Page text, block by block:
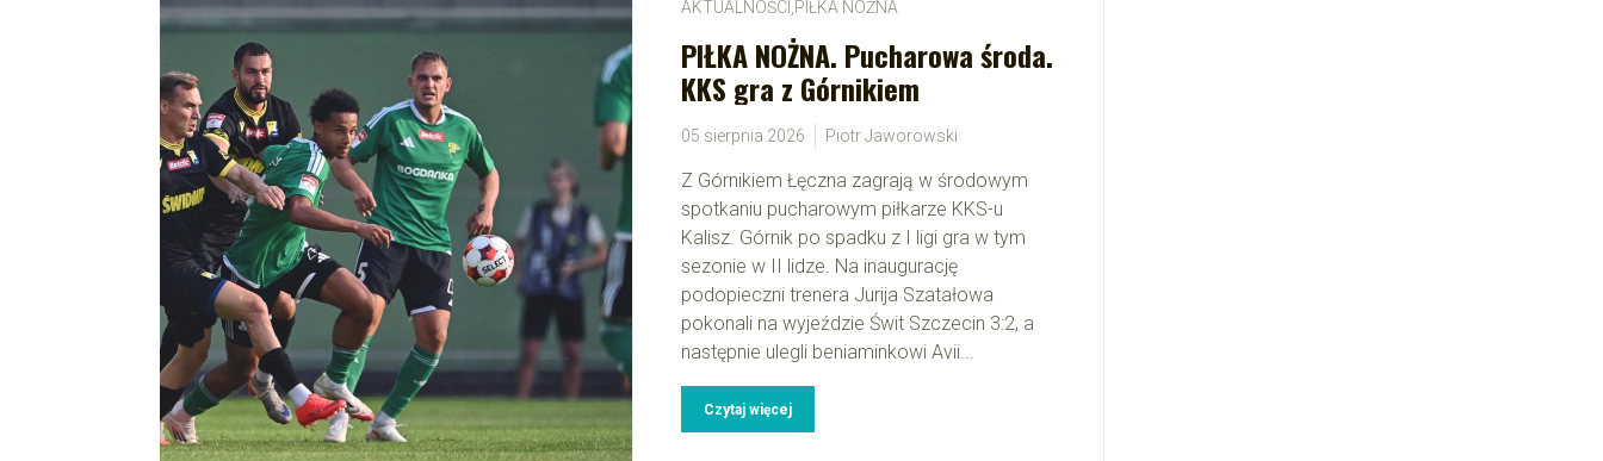
AKTUALNOŚCI PIŁKA NOŻNA
PIŁKA NOŻNA. Pucharowa środa.
KKS gra z Górnikiem
05 sierpnia 2026 Piotr Jaworowski
Z Górnikiem Łęczna zagrają w środowym
spotkaniu pucharowym piłkarze KKS-u
Kalisz. Górnik po spadku z I ligi gra w tym
sezonie w II lidze. Na inaugurację
podopieczni trenera Jurija Szatałowa
pokonali na wyjeździe Świt Szczecin 3:2, a
następnie ulegli beniaminkowi Avii...
Czytaj więcej